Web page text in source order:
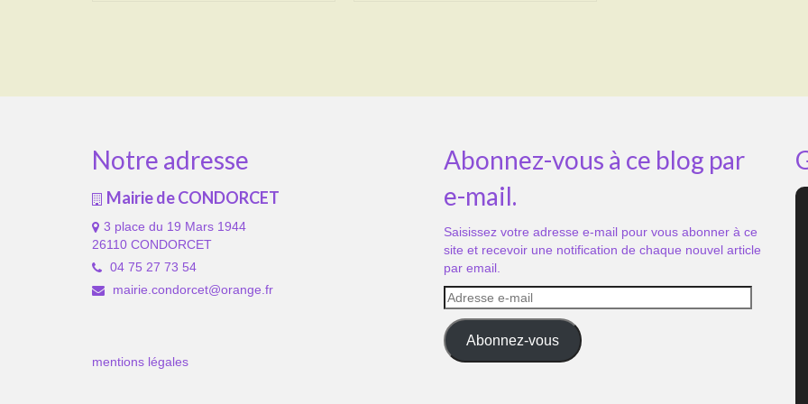
Notre adresse
Mairie de CONDORCET
3 place du 19 Mars 1944
26110 CONDORCET
04 75 27 73 54
mairie.condorcet@orange.fr
mentions légales
Abonnez-vous à ce blog par
e-mail.
Saisissez votre adresse e-mail pour vous abonner à ce
site et recevoir une notification de chaque nouvel article
par email.
Adresse
e-
mail
Abonnez-vous